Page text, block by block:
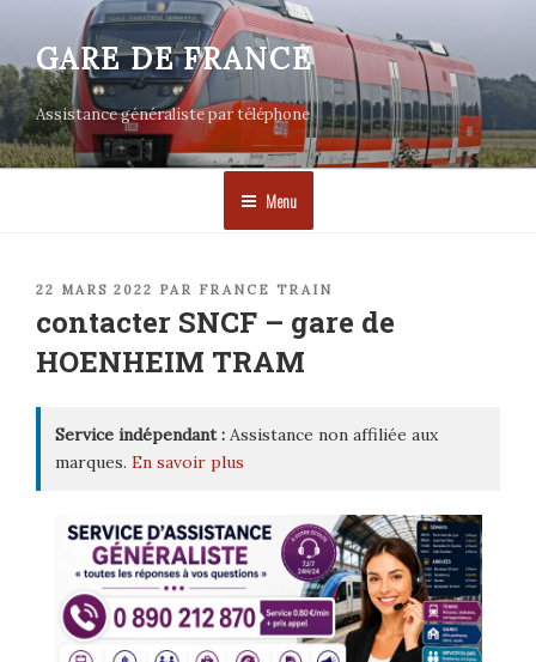
contenu
principal
GARE DE FRANCE
Assistance généraliste par téléphone
Menu
PUBLIÉ
22 MARS 2022 PAR FRANCE TRAIN
contacter SNCF – gare de
HOENHEIM TRAM
Service indépendant : Assistance non affiliée aux
marques. En savoir plus